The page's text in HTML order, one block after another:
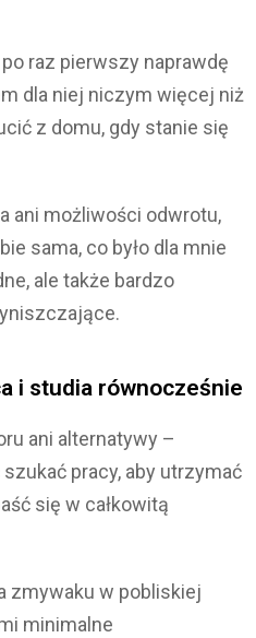
raz pierwszy naprawdę
dla niej niczym więcej niż
z domu, gdy stanie się
ani możliwości odwrotu,
sama, co było dla mnie
ale także bardzo
i studia równocześnie
ani alternatywy –
pracy, aby utrzymać
się w całkowitą
zmywaku w pobliskiej
minimalne